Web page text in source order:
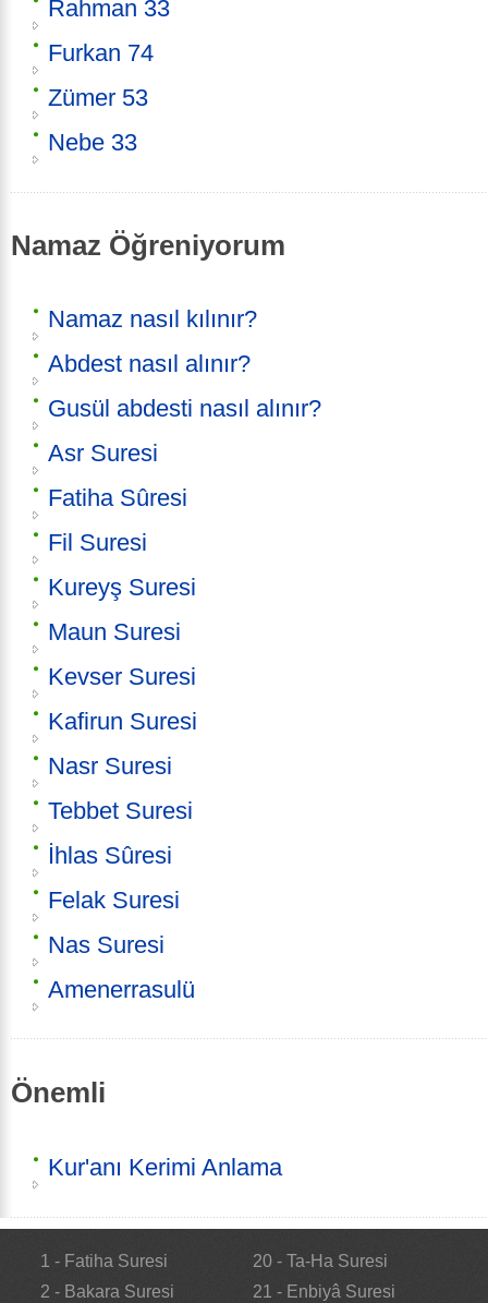
Rahman 33
Furkan 74
Zümer 53
Nebe 33
Namaz Öğreniyorum
Namaz nasıl kılınır?
Abdest nasıl alınır?
Gusül abdesti nasıl alınır?
Asr Suresi
Fatiha Sûresi
Fil Suresi
Kureyş Suresi
Maun Suresi
Kevser Suresi
Kafirun Suresi
Nasr Suresi
Tebbet Suresi
İhlas Sûresi
Felak Suresi
Nas Suresi
Amenerrasulü
Önemli
Kur'anı Kerimi Anlama
1 - Fatiha Suresi
2 - Bakara Suresi
20 - Ta-Ha Suresi
21 - Enbiyâ Suresi